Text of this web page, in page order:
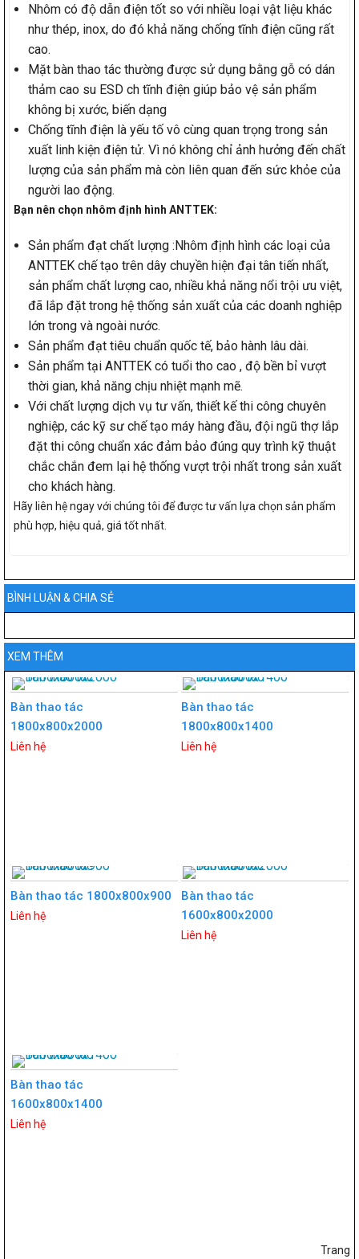
Nhôm có độ dẫn điện tốt so với nhiều loại vật liệu khác
như thép, inox, do đó khả năng chống tĩnh điện cũng rất
cao.
Mặt bàn thao tác thường được sử dụng bằng gỗ có dán
thảm cao su ESD ch tĩnh điện giúp bảo vệ sản phẩm
không bị xước, biến dạng
Chống tĩnh điện là yếu tố vô cùng quan trọng trong sản
xuất linh kiện điện tử. Vì nó không chỉ ảnh hưởng đến chất
lượng của sản phẩm mà còn liên quan đến sức khỏe của
người lao động.
Bạn nên chọn nhôm định hình ANTTEK:
Sản phẩm đạt chất lượng :Nhôm định hình các loại của
ANTTEK chế tạo trên dây chuyền hiện đại tân tiến nhất,
sản phẩm chất lượng cao, nhiều khả năng nổi trội ưu việt,
đã lắp đặt trong hệ thống sản xuất của các doanh nghiệp
lớn trong và ngoài nước.
Sản phẩm đạt tiêu chuẩn quốc tế, bảo hành lâu dài.
Sản phẩm tại ANTTEK có tuổi tho cao , độ bền bỉ vượt
thời gian, khả năng chịu nhiệt mạnh mẽ.
Với chất lượng dịch vụ tư vấn, thiết kế thi công chuyên
nghiệp, các kỹ sư chế tạo máy hàng đầu, đội ngũ thợ lắp
đặt thi công chuẩn xác đảm bảo đúng quy trình kỹ thuật
chắc chắn đem lại hệ thống vượt trội nhất trong sản xuất
cho khách hàng.
Hãy liên hệ ngay với chúng tôi để được tư vấn lựa chọn sản phẩm
phù hợp, hiệu quả, giá tốt nhất.
BÌNH LUẬN & CHIA SẺ
XEM THÊM
Bàn thao tác
1800x800x2000
Liên hệ
Bàn thao tác
1800x800x1400
Liên hệ
Bàn thao tác 1800x800x900
Liên hệ
Bàn thao tác
1600x800x2000
Liên hệ
Bàn thao tác
1600x800x1400
Liên hệ
Trang